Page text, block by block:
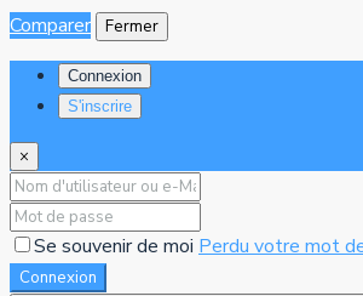
Comparer
Fermer
Connexion
S'inscrire
×
Se souvenir de moi Perdu votre mot
Connexion